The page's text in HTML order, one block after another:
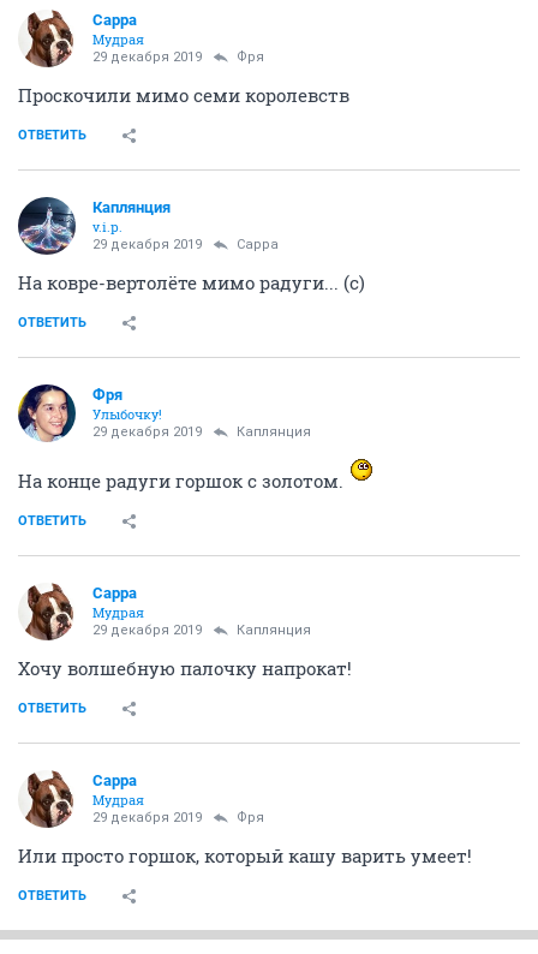
Сарра
Мудрая
29 декабря 2019 Фря
Проскочили мимо семи королевств
ОТВЕТИТЬ
Каплянция
v.i.p.
29 декабря 2019 Сарра
На ковре-вертолёте мимо радуги... (с)
ОТВЕТИТЬ
Фря
Улыбочку!
29 декабря 2019 Каплянция
На конце радуги горшок с золотом.
ОТВЕТИТЬ
Сарра
Мудрая
29 декабря 2019 Каплянция
Хочу волшебную палочку напрокат!
ОТВЕТИТЬ
Сарра
Мудрая
29 декабря 2019 Фря
Или просто горшок, который кашу варить умеет!
ОТВЕТИТЬ